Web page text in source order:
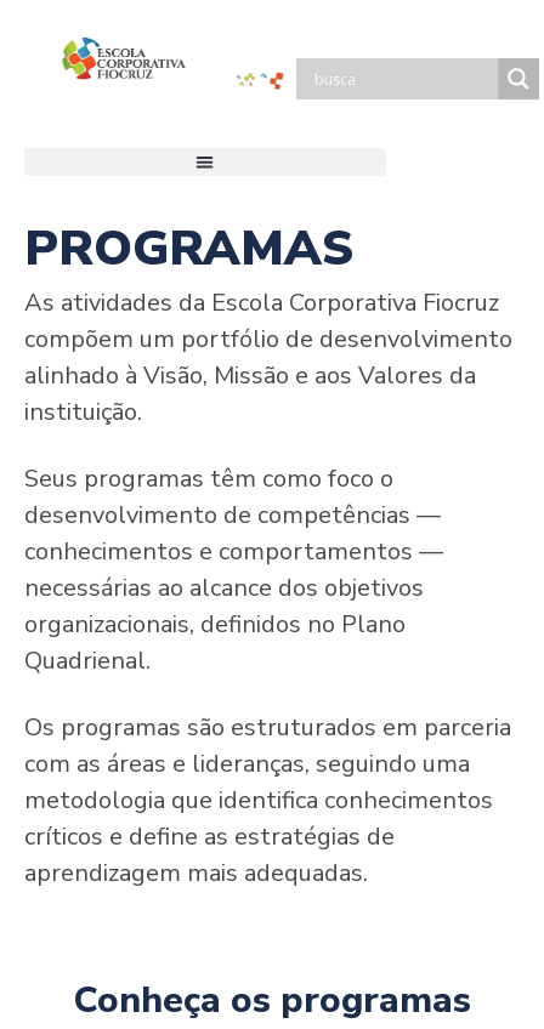
As atividades da Escola Corporativa Fiocruz
compõem um portfólio de desenvolvimento
alinhado à Visão, Missão e aos Valores da
instituição.
Seus programas têm como foco o
desenvolvimento de competências —
conhecimentos e comportamentos —
necessárias ao alcance dos objetivos
organizacionais, definidos no Plano
Quadrienal.
Os programas são estruturados em parceria
com as áreas e lideranças, seguindo uma
metodologia que identifica conhecimentos
críticos e define as estratégias de
aprendizagem mais adequadas.
PROGRAMAS
Conheça os programas